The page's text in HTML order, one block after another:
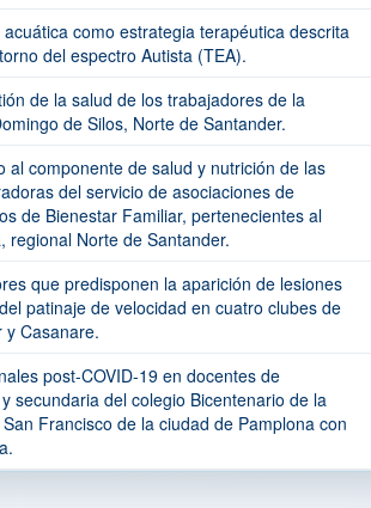
como estrategia terapéutica descrita
del espectro Autista (TEA).
de la salud de los trabajadores de la
de Silos, Norte de Santander.
al componente de salud y nutrición de las
del servicio de asociaciones de
de Bienestar Familiar, pertenecientes al
regional Norte de Santander.
que predisponen la aparición de lesiones
patinaje de velocidad en cuatro clubes de
y Casanare.
post-COVID-19 en docentes de
secundaria del colegio Bicentenario de la
Francisco de la ciudad de Pamplona con